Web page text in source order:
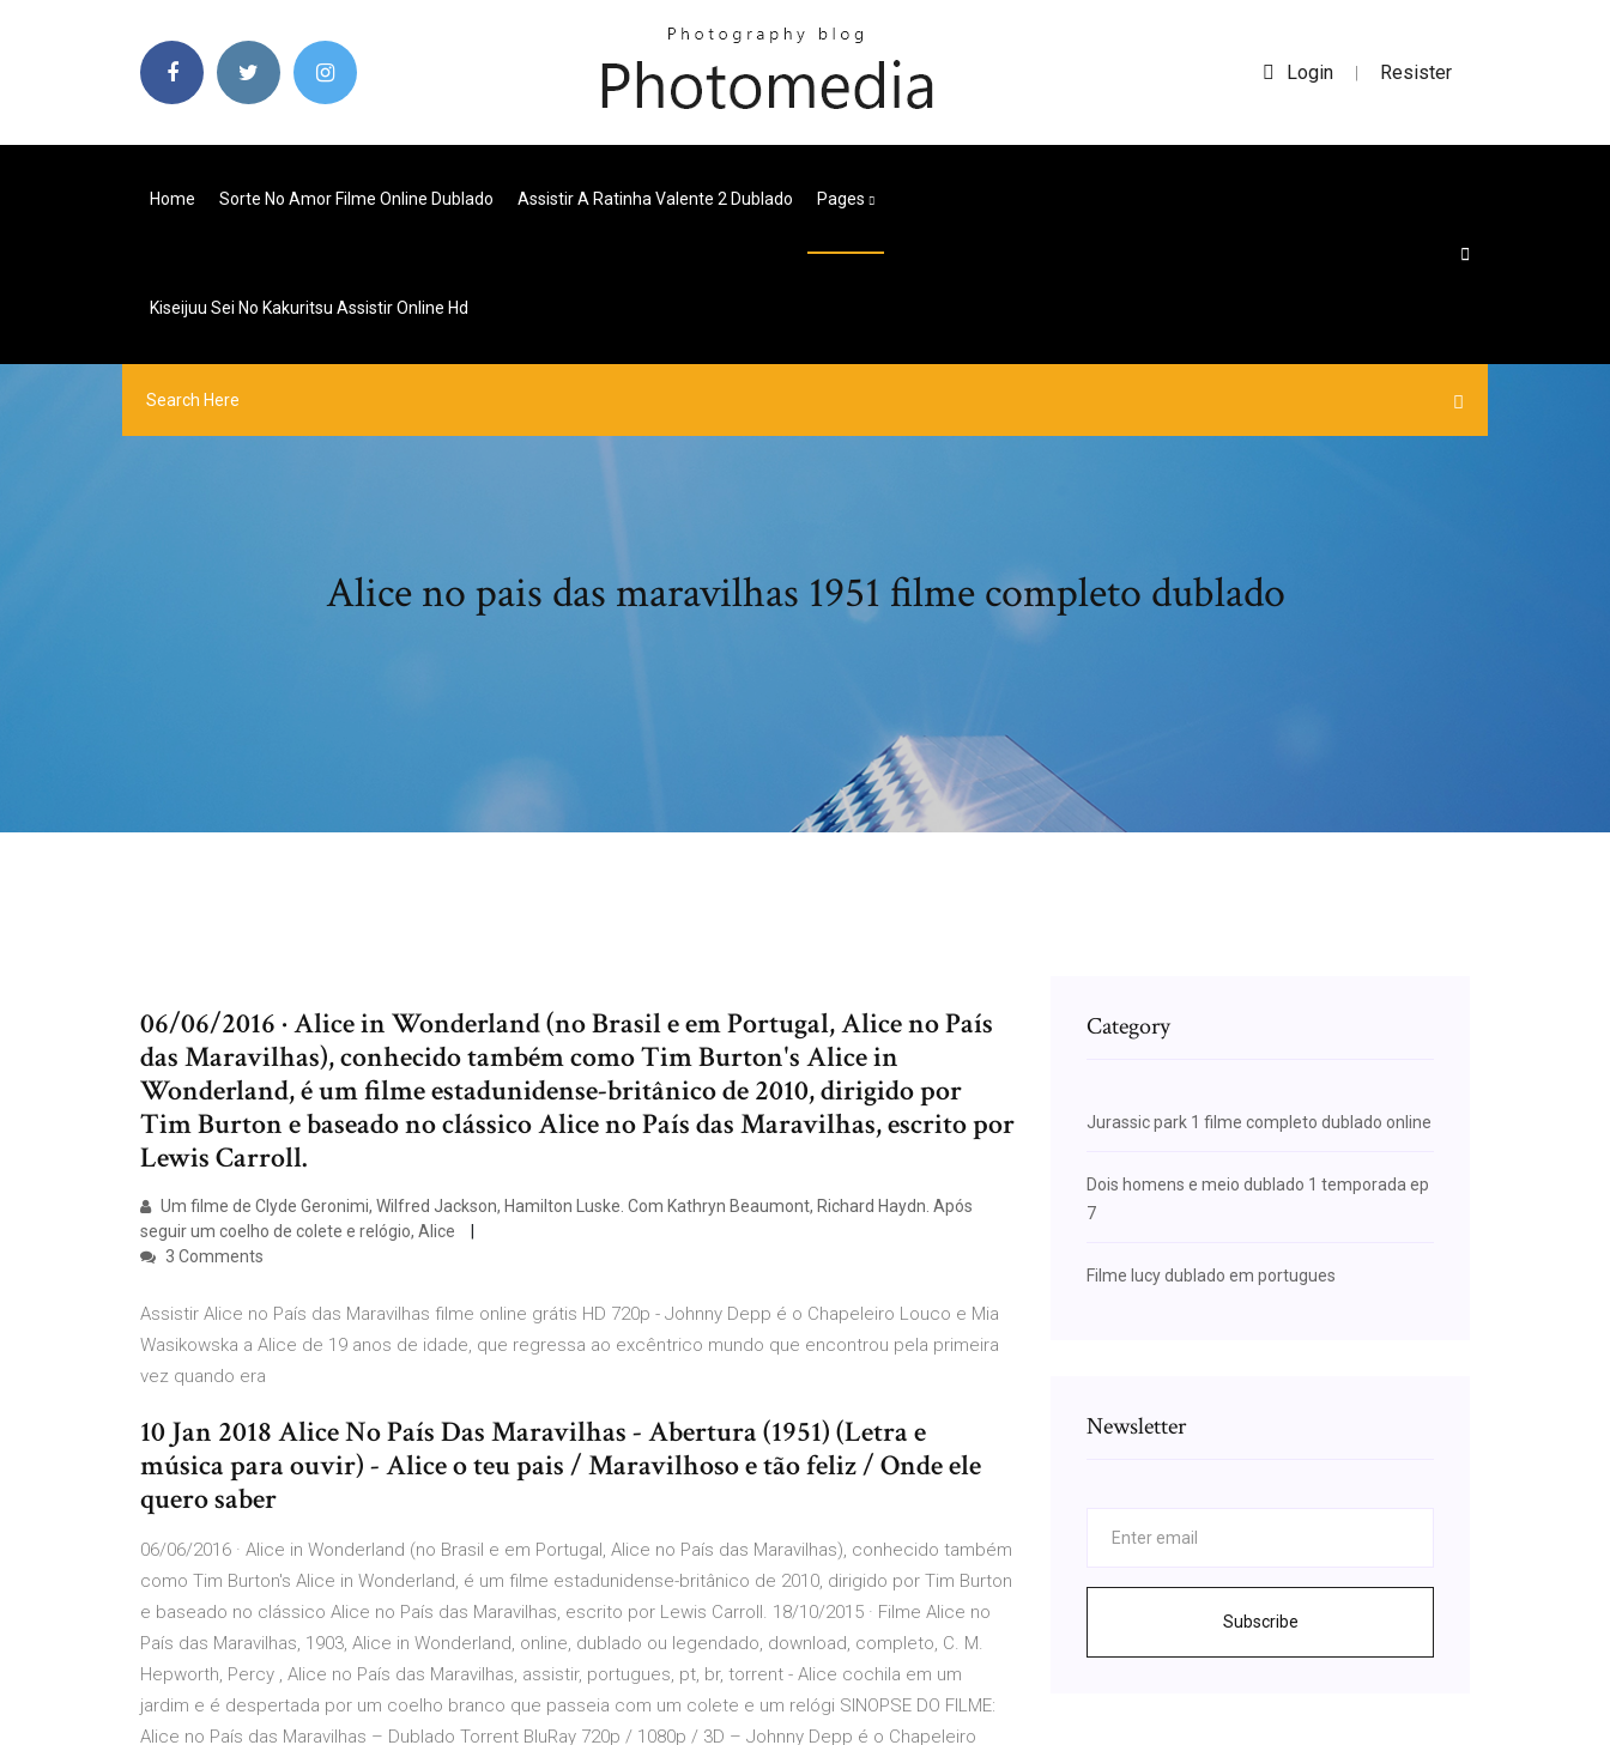
Login | Resister
Home Sorte No Amor Filme Online Dublado Assistir A Ratinha Valente 2 Dublado Pages
Kiseijuu Sei No Kakuritsu Assistir Online Hd
Alice no pais das maravilhas 1951 filme completo dublado
06/06/2016 · Alice in Wonderland (no Brasil e em Portugal, Alice no País
das Maravilhas), conhecido também como Tim Burton's Alice in
Wonderland, é um filme estadunidense-britânico de 2010, dirigido por
Tim Burton e baseado no clássico Alice no País das Maravilhas, escrito por
Lewis Carroll.
Um filme de Clyde Geronimi, Wilfred Jackson, Hamilton Luske. Com Kathryn Beaumont, Richard Haydn. Após
seguir um coelho de colete e relógio, Alice
3 Comments
Assistir Alice no País das Maravilhas filme online grátis HD 720p - Johnny Depp é o Chapeleiro Louco e Mia
Wasikowska a Alice de 19 anos de idade, que regressa ao excêntrico mundo que encontrou pela primeira
vez quando era
10 Jan 2018 Alice No País Das Maravilhas - Abertura (1951) (Letra e
música para ouvir) - Alice o teu pais / Maravilhoso e tão feliz / Onde ele
quero saber
06/06/2016 · Alice in Wonderland (no Brasil e em Portugal, Alice no País das Maravilhas), conhecido também
como Tim Burton's Alice in Wonderland, é um filme estadunidense-britânico de 2010, dirigido por Tim Burton
e baseado no clássico Alice no País das Maravilhas, escrito por Lewis Carroll. 18/10/2015 · Filme Alice no
Paí­s das Maravilhas, 1903, Alice in Wonderland, online, dublado ou legendado, download, completo, C. M.
Hepworth, Percy , Alice no Paí­s das Maravilhas, assistir, portugues, pt, br, torrent - Alice cochila em um
jardim e é despertada por um coelho branco que passeia com um colete e um relógi SINOPSE DO FILME:
Alice no País das Maravilhas – Dublado Torrent BluRay 720p / 1080p / 3D – Johnny Depp é o Chapeleiro
Category
Jurassic park 1 filme completo dublado online
Dois homens e meio dublado 1 temporada ep
7
Filme lucy dublado em portugues
Newsletter
Subscribe